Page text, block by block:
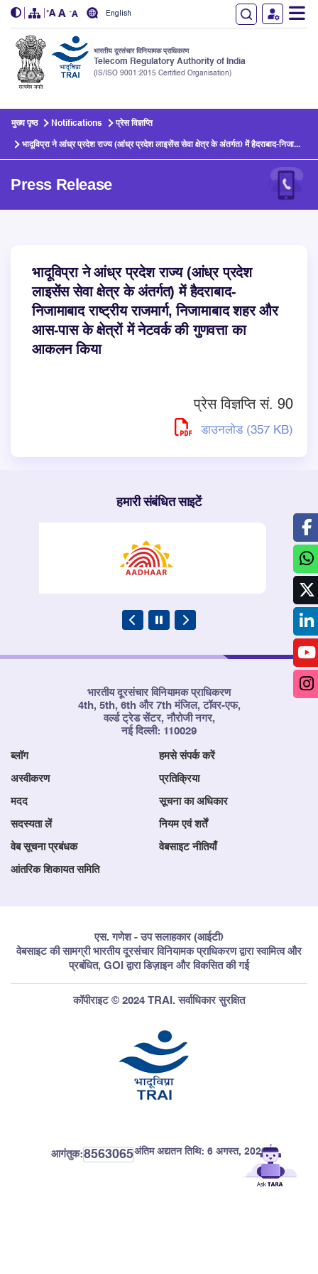
English
भारतीय दूरसंचार विनियामक प्राधिकरण
Telecom Regulatory Authority of India
(IS/ISO 9001:2015 Certified Organisation)
मुख्य पृष्ठ Notifications प्रेस विज्ञप्ति
भादूविप्रा ने आंध्र प्रदेश राज्य (आंध्र प्रदेश लाइसेंस सेवा क्षेत्र के अंतर्गत) में हैदराबाद-निजा...
Press Release
भादूविप्रा ने आंध्र प्रदेश राज्य (आंध्र प्रदेश
लाइसेंस सेवा क्षेत्र के अंतर्गत) में हैदराबाद-
निजामाबाद राष्ट्रीय राजमार्ग, निजामाबाद शहर और
आस-पास के क्षेत्रों में नेटवर्क की गुणवत्ता का
आकलन किया
प्रेस विज्ञप्ति सं. 90
डाउनलोड (357 KB)
हमारी संबंधित साइटें
भारतीय दूरसंचार विनियामक प्राधिकरण
4th, 5th, 6th और 7th मंजिल, टॉवर-एफ,
वर्ल्ड ट्रेड सेंटर, नौरोजी नगर,
नई दिल्ली: 110029
ब्लॉग हमसे संपर्क करें
अस्वीकरण प्रतिक्रिया
मदद सूचना का अधिकार
सदस्यता लें नियम एवं शर्तें
वेब सूचना प्रबंधक वेबसाइट नीतियाँ
आंतरिक शिकायत समिति
एस. गणेश - उप सलाहकार (आईटी)
वेबसाइट की सामग्री भारतीय दूरसंचार विनियामक प्राधिकरण द्वारा स्वामित्व और
प्रबंधित, GOI द्वारा डिज़ाइन और विकसित की गई
कॉपीराइट © 2024 TRAI. सर्वाधिकार सुरक्षित
आगंतुक:8563065अंतिम अद्यतन तिथि: 6 अगस्त, 2026